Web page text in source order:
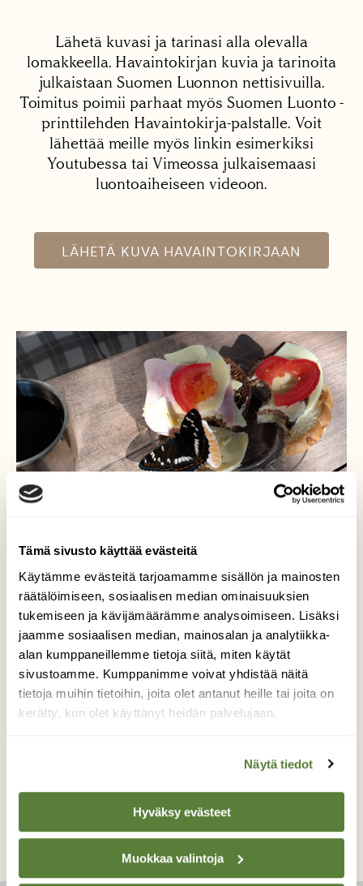
Tämä sivusto käyttää evästeitä
Käytämme evästeitä tarjoamamme sisällön ja mainosten
räätälöimiseen, sosiaalisen median ominaisuuksien
tukemiseen ja kävijämäärämme analysoimiseen. Lisäksi
jaamme sosiaalisen median, mainosalan ja analytiikka-
alan kumppaneillemme tietoja siitä, miten käytät
sivustoamme. Kumppanimme voivat yhdistää näitä
tietoja muihin tietoihin, joita olet antanut heille tai joita on
kerätty, kun olet käyttänyt heidän palvelujaan.
Näytä tiedot
Hyväksy evästeet
Muokkaa valintoja
Lähetä kuvasi ja tarinasi alla olevalla
lomakkeella. Havaintokirjan kuvia ja tarinoita
julkaistaan Suomen Luonnon nettisivuilla.
Toimitus poimii parhaat myös Suomen Luonto -
printtilehden Havaintokirja-palstalle. Voit
lähettää meille myös linkin esimerkiksi
Youtubessa tai Vimeossa julkaisemaasi
luontoaiheiseen videoon.
LÄHETÄ KUVA HAVAINTOKIRJAAN
Aamupalakaveri
Iso, hieno Haapaperhonen liihottelee
terassillamme. Rauhallinen, mukava,
istuskelee vaikka peukalolla
Valokuvaaja: Raimo Närhi, Rautalampi 22.6.2026
TAKAISIN LISTAAN